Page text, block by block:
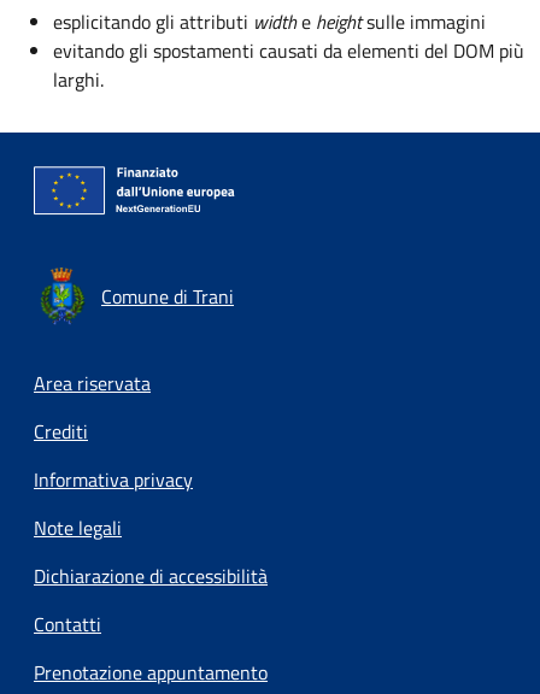
esplicitando gli attributi widthe heightsulle immagini
evitando gli spostamenti causati da elementi del DOM più
larghi.
Comune di Trani
Footer menu
Area riservata
Crediti
Informativa privacy
Note legali
Dichiarazione di accessibilità
Contatti
Prenotazione appuntamento